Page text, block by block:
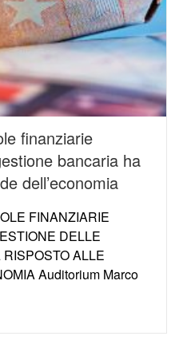
finanziarie
bancaria ha
dell’economia
FINANZIARIE
DELLE
ALLE
Auditorium Marco